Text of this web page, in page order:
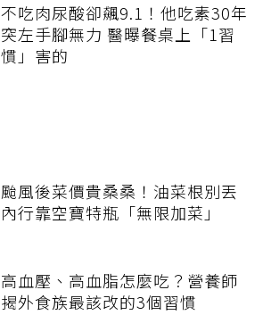
不吃肉尿酸卻飆9.1！他吃素30年
突左手腳無力 醫曝餐桌上「1習
慣」害的
颱風後菜價貴桑桑！油菜根別丟
內行靠空寶特瓶「無限加菜」
高血壓、高血脂怎麼吃？營養師
揭外食族最該改的3個習慣